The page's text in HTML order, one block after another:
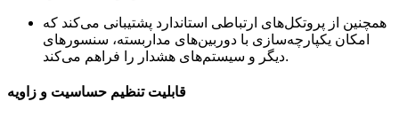
همچنین از پروتکل‌های ارتباطی استاندارد پشتیبانی می‌کند که
امکان یکپارچه‌سازی با دوربین‌های مداربسته، سنسورهای
دیگر و سیستم‌های هشدار را فراهم می‌کند.
قابلیت تنظیم حساسیت و زاویه